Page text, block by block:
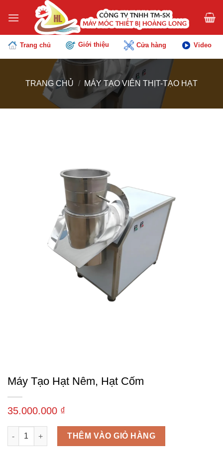
đến
dung Trang chủ Giới thiệu Cửa hàng Video
TRANG CHỦ / MÁY TẠO VIÊN THỊT-TẠO HẠT
Máy Tạo Hạt Nêm, Hạt Cốm
35.000.000 ₫
Máy tạo hạt nêm, hạt cốm số lượng
THÊM VÀO GIỎ HÀNG